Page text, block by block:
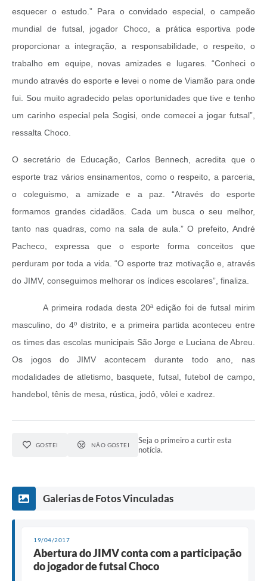
esquecer o estudo.” Para o convidado especial, o campeão
mundial de futsal, jogador Choco, a prática esportiva pode
proporcionar a integração, a responsabilidade, o respeito, o
trabalho em equipe, novas amizades e lugares. “Conheci o
mundo através do esporte e levei o nome de Viamão para onde
fui. Sou muito agradecido pelas oportunidades que tive e tenho
um carinho especial pela Sogisi, onde comecei a jogar futsal”,
ressalta Choco.
O secretário de Educação, Carlos Bennech, acredita que o
esporte traz vários ensinamentos, como o respeito, a parceria,
o coleguismo, a amizade e a paz. “Através do esporte
formamos grandes cidadãos. Cada um busca o seu melhor,
tanto nas quadras, como na sala de aula.” O prefeito, André
Pacheco, expressa que o esporte forma conceitos que
perduram por toda a vida. “O esporte traz motivação e, através
do JIMV, conseguimos melhorar os índices escolares”, finaliza.
A primeira rodada desta 20ª edição foi de futsal mirim
masculino, do 4º distrito, e a primeira partida aconteceu entre
os times das escolas municipais São Jorge e Luciana de Abreu.
Os jogos do JIMV acontecem durante todo ano, nas
modalidades de atletismo, basquete, futsal, futebol de campo,
handebol, tênis de mesa, rústica, jodô, vôlei e xadrez.
GOSTEI NÃO GOSTEI
Seja o primeiro a curtir esta
notícia.
Galerias de Fotos Vinculadas
19/04/2017
Abertura do JIMV conta com a participação
do jogador de futsal Choco